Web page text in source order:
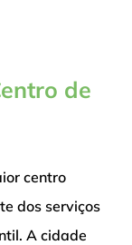
de
centro
dos serviços
A cidade